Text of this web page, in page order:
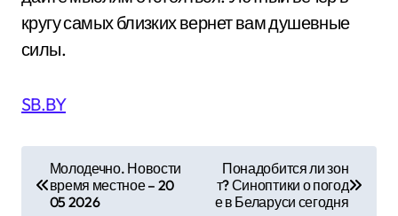
кругу самых близких вернет вам душевные
силы.
SB.BY
Молодечно. Новости
время местное – 20
05 2026
Понадобится ли зон
т? Синоптики о погод
е в Беларуси сегодня